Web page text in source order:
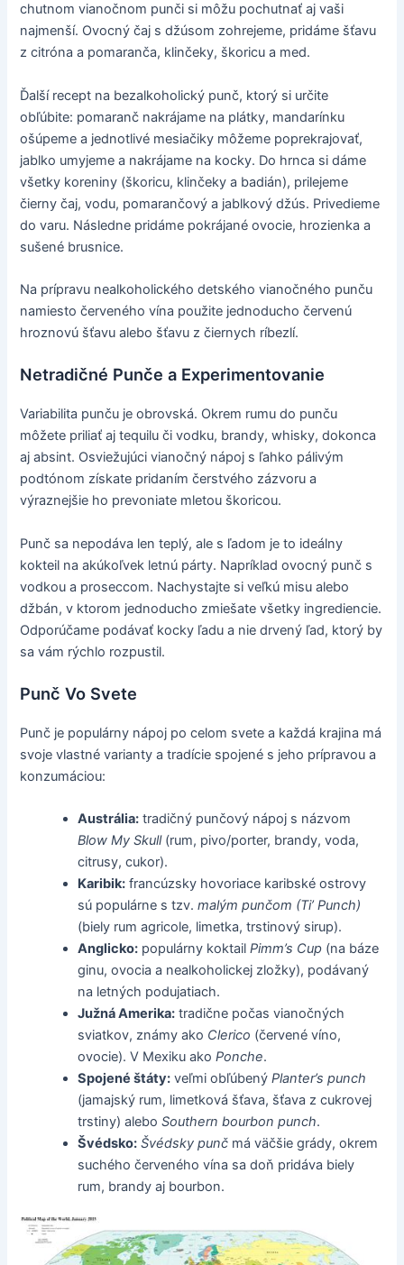
chutnom vianočnom punči si môžu pochutnať aj vaši
najmenší. Ovocný čaj s džúsom zohrejeme, pridáme šťavu
z citróna a pomaranča, klinčeky, škoricu a med.
Ďalší recept na bezalkoholický punč, ktorý si určite
obľúbite: pomaranč nakrájame na plátky, mandarínku
ošúpeme a jednotlivé mesiačiky môžeme poprekrajovať,
jablko umyjeme a nakrájame na kocky. Do hrnca si dáme
všetky koreniny (škoricu, klinčeky a badián), prilejeme
čierny čaj, vodu, pomarančový a jablkový džús. Privedieme
do varu. Následne pridáme pokrájané ovocie, hrozienka a
sušené brusnice.
Na prípravu nealkoholického detského vianočného punču
namiesto červeného vína použite jednoducho červenú
hroznovú šťavu alebo šťavu z čiernych ríbezlí.
Netradičné Punče a Experimentovanie
Variabilita punču je obrovská. Okrem rumu do punču
môžete priliať aj tequilu či vodku, brandy, whisky, dokonca
aj absint. Osviežujúci vianočný nápoj s ľahko pálivým
podtónom získate pridaním čerstvého zázvoru a
výraznejšie ho prevoniate mletou škoricou.
Punč sa nepodáva len teplý, ale s ľadom je to ideálny
kokteil na akúkoľvek letnú párty. Napríklad ovocný punč s
vodkou a proseccom. Nachystajte si veľkú misu alebo
džbán, v ktorom jednoducho zmiešate všetky ingrediencie.
Odporúčame podávať kocky ľadu a nie drvený ľad, ktorý by
sa vám rýchlo rozpustil.
Punč Vo Svete
Punč je populárny nápoj po celom svete a každá krajina má
svoje vlastné varianty a tradície spojené s jeho prípravou a
konzumáciou:
Austrália: tradičný punčový nápoj s názvom
Blow My Skull(rum, pivo/porter, brandy, voda,
citrusy, cukor).
Karibik: francúzsky hovoriace karibské ostrovy
sú populárne s tzv.malým punčom (Ti’ Punch)
(biely rum agricole, limetka, trstinový sirup).
Anglicko: populárny koktailPimm’s Cup (na báze
ginu, ovocia a nealkoholickej zložky), podávaný
na letných podujatiach.
Južná Amerika: tradične počas vianočných
sviatkov, známy ako Clerico (červené víno,
ovocie). V Mexiku akoPonche.
Spojené štáty: veľmi obľúbenýPlanter’s punch
(jamajský rum, limetková šťava, šťava z cukrovej
trstiny) aleboSouthern bourbon punch.
Švédsko: Švédsky punč má väčšie grády, okrem
suchého červeného vína sa doň pridáva biely
rum, brandy aj bourbon.